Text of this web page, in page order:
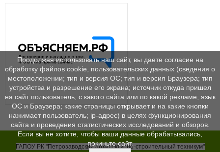
ГАПОУ РК "Петрозаводский архитектурно-строительный техникум"
Продолжая использовать наш сайт, вы даете согласие на
обработку файлов cookie, пользовательских данных (сведения о
местоположении; тип и версия ОС; тип и версия Браузера; тип
устройства и разрешение его экрана; источник откуда пришел
на сайт пользователь; с какого сайта или по какой рекламе; язык
ОС и Браузера; какие страницы открывает и на какие кнопки
нажимает пользователь; ip-адрес) в целях функционирования
сайта и проведения статистических исследований и обзоров.
Если вы не хотите, чтобы ваши данные обрабатывались,
покиньте сайт.